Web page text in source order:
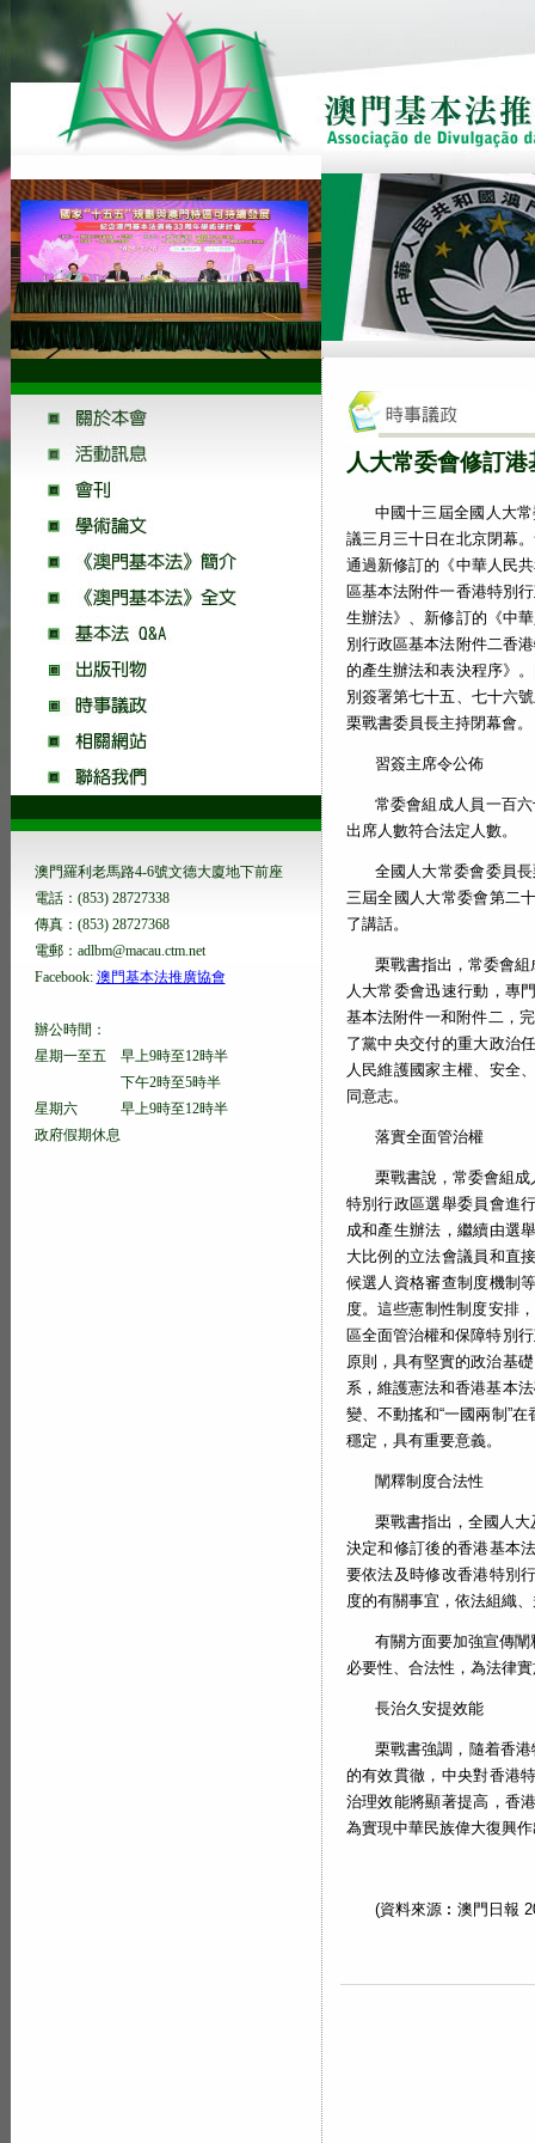
澳門羅利老馬路4-6號文德大廈地下前座
電話：(853) 28727338
傳真：(853) 28727368
電郵：adlbm@macau.ctm.net
Facebook: 澳門基本法推廣協會
辦公時間：
星期一至五 早上9時至12時半
下午2時至5時半
星期六 早上9時至12時半
政府假期休息
人大常委會修訂
中國十三屆全國人大
議三月三十日在北京閉幕
通過新修訂的《中華人民
區基本法附件一香港特別
生辦法》、新修訂的《中
別行政區基本法附件二香
的產生辦法和表決程序》
別簽署第七十五、七十六
栗戰書委員長主持閉幕會。
習簽主席令公佈
常委會組成人員一百
出席人數符合法定人數。
全國人大常委會委員
三屆全國人大常委會第二
了講話。
栗戰書指出，常委會
人大常委會迅速行動，專
基本法附件一和附件二，
了黨中央交付的重大政治
人民維護國家主權、安全
同意志。
落實全面管治權
栗戰書說，常委會組
特別行政區選舉委員會進
成和產生辦法，繼續由選
大比例的立法會議員和直
候選人資格審查制度機制
度。這些憲制性制度安排
區全面管治權和保障特別
原則，具有堅實的政治基
系，維護憲法和香港基本
變、不動搖和“一國兩制”
穩定，具有重要意義。
闡釋制度合法性
栗戰書指出，全國人
決定和修訂後的香港基本
要依法及時修改香港特別
度的有關事宜，依法組織
有關方面要加強宣傳
必要性、合法性，為法律
長治久安提效能
栗戰書強調，隨着香
的有效貫徹，中央對香港
治理效能將顯著提高，香
為實現中華民族偉大復興
(資料來源︰澳門日報